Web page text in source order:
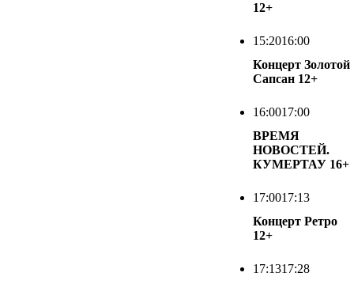
12+
15:2016:00
Концерт Золотой
Сапсан 12+
16:0017:00
ВРЕМЯ
НОВОСТЕЙ.
КУМЕРТАУ 16+
17:0017:13
Концерт Ретро
12+
17:1317:28